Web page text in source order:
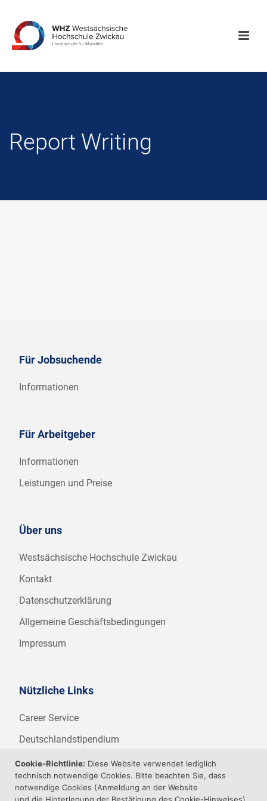
Report Writing
Für Jobsuchende
Informationen
Für Arbeitgeber
Informationen
Leistungen und Preise
Über uns
Westsächsische Hochschule Zwickau
Kontakt
Datenschutzerklärung
Allgemeine Geschäftsbedingungen
Impressum
Nützliche Links
Career Service
Deutschlandstipendium
WHZ Firmenstipendium
Weitere Angebote der WHZ
Cookie-Richtlinie: Diese Website verwendet lediglich
technisch notwendige Cookies. Bitte beachten Sie, dass
notwendige Cookies (Anmeldung an der Website